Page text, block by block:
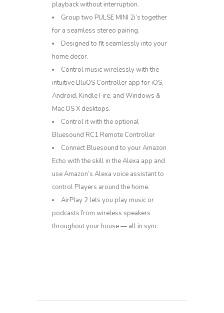
playback without interruption.
Group two PULSE MINI 2i’s together
for a seamless stereo pairing.
Designed to fit seamlessly into your
home decor.
Control music wirelessly with the
intuitive BluOS Controller app for iOS,
Android, Kindle Fire, and Windows &
Mac OS X desktops.
Control it with the optional
Bluesound RC1 Remote Controller
Connect Bluesound to your Amazon
Echo with the skill in the Alexa app and
use Amazon’s Alexa voice assistant to
control Players around the home.
AirPlay 2 lets you play music or
podcasts from wireless speakers
throughout your house — all in sync